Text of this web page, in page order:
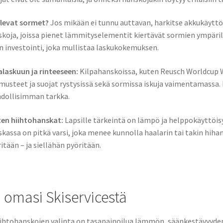
sormet? Jos mikään ei tunnu auttavan, harkitse
joissa pienet lämmityselementit kiertävät sormien
investointi, joka mullistaa laskukokemuksen.
ja rinteeseen: Kilpahanskoissa, kuten Reusch
ja suojat rystysissä sekä sormissa iskuja
tarkka.
hiihtohanskat: Lapsille tärkeintä on lämpö ja
on pitkä varsi, joka menee kunnolla haalarin tai takin
– ja siellähän pyöritään.
Skiservicestä